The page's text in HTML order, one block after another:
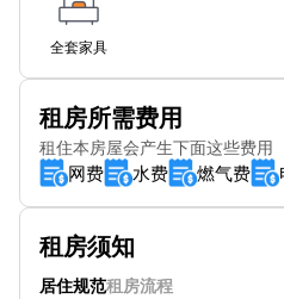
SUBWAY
Water St (Stop Cn1)
Church St Stop Es2
Royal Cars
全套家具
租房所需费用
租住本房屋会产生下面这些费用
网费 水费 燃气费
租房须知
居住规范租房流程